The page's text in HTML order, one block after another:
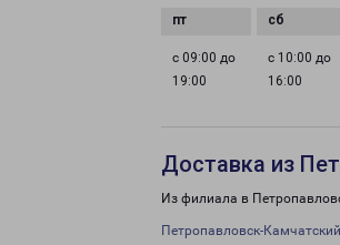
с 09:00 до
19:00
с 10:00 до
16:00
Доставка из
Из филиала в
Петропавловск-Камчатский